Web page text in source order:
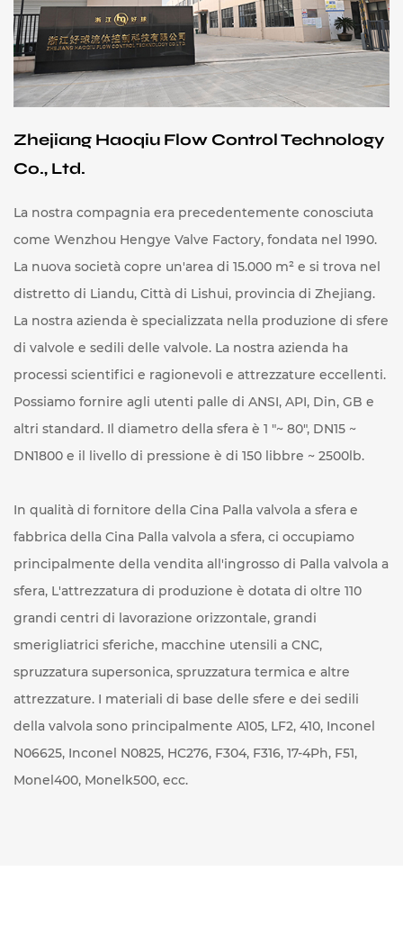
Zhejiang Haoqiu Flow Control Technology
Co., Ltd.
La nostra compagnia era precedentemente conosciuta
come Wenzhou Hengye Valve Factory, fondata nel 1990.
La nuova società copre un'area di 15.000 m² e si trova nel
distretto di Liandu, Città di Lishui, provincia di Zhejiang.
La nostra azienda è specializzata nella produzione di sfere
di valvole e sedili delle valvole. La nostra azienda ha
processi scientifici e ragionevoli e attrezzature eccellenti.
Possiamo fornire agli utenti palle di ANSI, API, Din, GB e
altri standard. Il diametro della sfera è 1 "~ 80", DN15 ~
DN1800 e il livello di pressione è di 150 libbre ~ 2500lb.
In qualità di fornitore della Cina Palla valvola a sfera e
fabbrica della Cina Palla valvola a sfera, ci occupiamo
principalmente della vendita all'ingrosso di Palla valvola a
sfera, L'attrezzatura di produzione è dotata di oltre 110
grandi centri di lavorazione orizzontale, grandi
smerigliatrici sferiche, macchine utensili a CNC,
spruzzatura supersonica, spruzzatura termica e altre
attrezzature. I materiali di base delle sfere e dei sedili
della valvola sono principalmente A105, LF2, 410, Inconel
N06625, Inconel N0825, HC276, F304, F316, 17-4Ph, F51,
Monel400, Monelk500, ecc.